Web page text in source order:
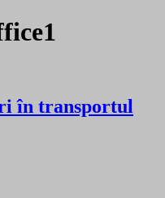
în transportul